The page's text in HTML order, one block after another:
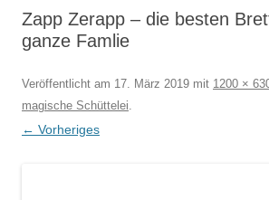
Zapp Zerapp – die besten
ganze Famlie
Veröffentlicht am 17. März 2019 mit 1200 ×
magische Schüttelei.
← Vorheriges